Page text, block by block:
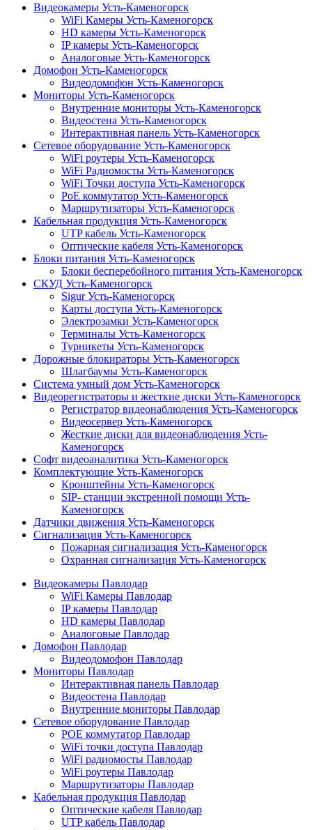
Видеокамеры Усть-Каменогорск
WiFi Камеры Усть-Каменогорск
HD камеры Усть-Каменогорск
IP камеры Усть-Каменогорск
Аналоговые Усть-Каменогорск
Домофон Усть-Каменогорск
Видеодомофон Усть-Каменогорск
Мониторы Усть-Каменогорск
Внутренние мониторы Усть-Каменогорск
Видеостена Усть-Каменогорск
Интерактивная панель Усть-Каменогорск
Сетевое оборудование Усть-Каменогорск
WiFi роутеры Усть-Каменогорск
WiFi Радиомосты Усть-Каменогорск
WiFi Точки доступа Усть-Каменогорск
PoE коммутатор Усть-Каменогорск
Маршрутизаторы Усть-Каменогорск
Кабельная продукция Усть-Каменогорск
UTP кабель Усть-Каменогорск
Оптические кабеля Усть-Каменогорск
Блоки питания Усть-Каменогорск
Блоки бесперебойного питания Усть-Каменогорск
СКУД Усть-Каменогорск
Sigur Усть-Каменогорск
Карты доступа Усть-Каменогорск
Электрозамки Усть-Каменогорск
Терминалы Усть-Каменогорск
Турникеты Усть-Каменогорск
Дорожные блокираторы Усть-Каменогорск
Шлагбаумы Усть-Каменогорск
Система умный дом Усть-Каменогорск
Видеорегистраторы и жесткие диски Усть-Каменогорск
Регистратор видеонаблюдения Усть-Каменогорск
Видеосервер Усть-Каменогорск
Жесткие диски для видеонаблюдения Усть-
Каменогорск
Софт видеоаналитика Усть-Каменогорск
Комплектующие Усть-Каменогорск
Кронштейны Усть-Каменогорск
SIP- станции экстренной помощи Усть-
Каменогорск
Датчики движения Усть-Каменогорск
Сигнализация Усть-Каменогорск
Пожарная сигнализация Усть-Каменогорск
Охранная сигнализация Усть-Каменогорск
Видеокамеры Павлодар
WiFi Камеры Павлодар
IP камеры Павлодар
HD камеры Павлодар
Аналоговые Павлодар
Домофон Павлодар
Видеодомофон Павлодар
Мониторы Павлодар
Интерактивная панель Павлодар
Видеостена Павлодар
Внутренние мониторы Павлодар
Сетевое оборудование Павлодар
POE коммутатор Павлодар
WiFi точки доступа Павлодар
WiFi радиомосты Павлодар
WiFi роутеры Павлодар
Маршрутизаторы Павлодар
Кабельная продукция Павлодар
Оптические кабеля Павлодар
UTP кабель Павлодар